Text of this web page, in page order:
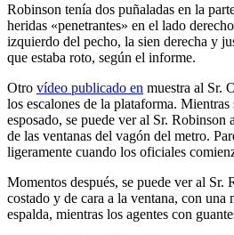
Robinson tenía dos puñaladas en la
heridas «penetrantes» en el lado
izquierdo del pecho, la sien derecha y
que estaba roto, según el informe.
Otro vídeo publicado en muestra al Sr.
los escalones de la plataforma.
esposado, se puede ver al Sr. Robinson
de las ventanas del vagón del metro.
ligeramente cuando los oficiales
Momentos después, se puede ver al Sr.
costado y de cara a la ventana, con una
espalda, mientras los agentes con